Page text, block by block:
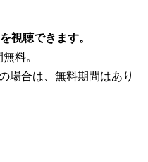
視聴できます。
料。
場合は、無料期間はあり